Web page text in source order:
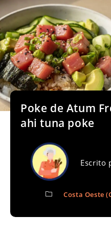
Poke de Atum
ahi tuna poke
Escrito
Costa Oeste